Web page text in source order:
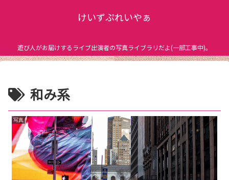
けいずぷれいやぁ
遊び人がお届けするライブ出演者の写真ライブラリだよ(一部工事中)。
和み系
写真